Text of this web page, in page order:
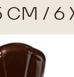
CM / 6